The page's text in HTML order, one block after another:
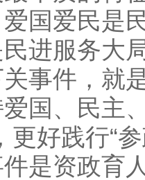
国爱民是
进服务大
事件，就
国、民主
更好践行“
是资政育